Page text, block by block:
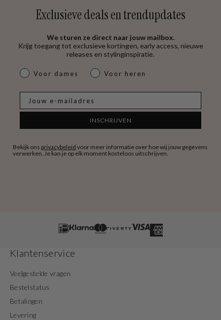
Exclusieve deals en trendupdates
We sturen ze direct naar jouw mailbox.
Krijg toegang tot exclusieve kortingen, early access, nieuwe
releases en stylinginspiratie.
dames & heren
Voor dames Voor heren
INSCHRIJVEN
Bekijk ons privacybeleid voor meer informatie over hoe wij jouw gegevens
verwerken. Je kan je op elk moment kosteloos uitschrijven.
Klantenservice
Veelgestelde vragen
Bestelstatus
Betalingen
Levering